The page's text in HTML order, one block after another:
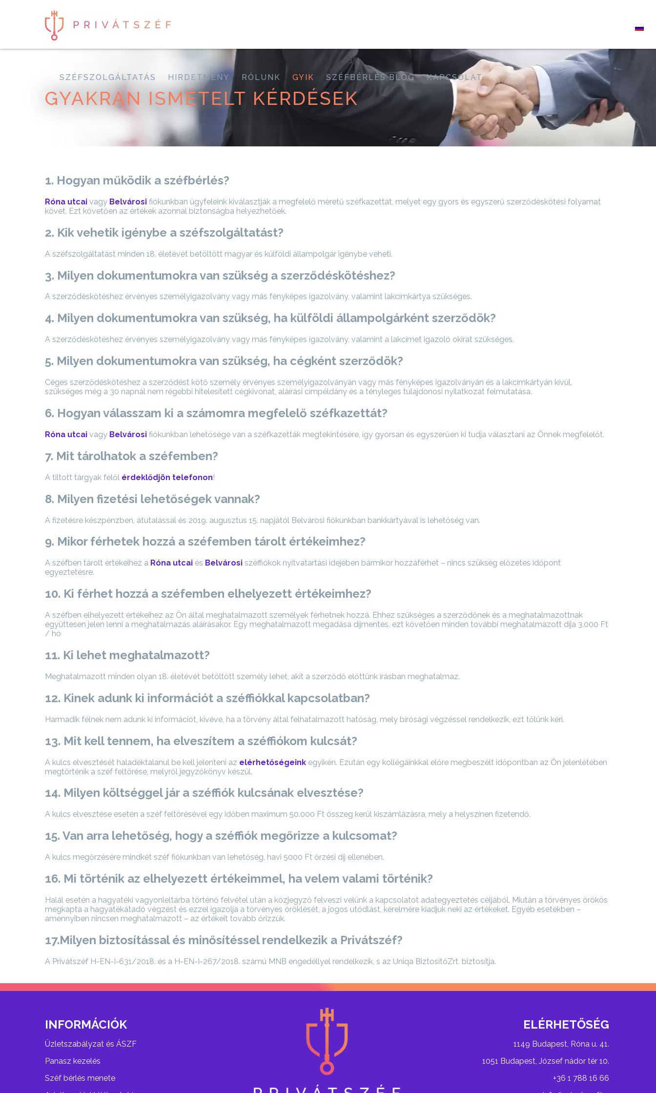
SZÉFSZOLGÁLTATÁS HIRDETMÉNY RÓLUNK GYIK SZÉFBÉRLÉS BLOG KAPCSOLAT
GYAKRAN ISMÉTELT KÉRDÉSEK
1. Hogyan működik a széfbérlés?
Róna utcai vagy Belvárosi fiókunkban ügyfeleink kiválasztják a megfelelő méretű széfkazettát, melyet egy gyors és egyszerű szerződéskötési folyamat
követ. Ezt követően az értékek azonnal biztonságba helyezhetőek.
2. Kik vehetik igénybe a széfszolgáltatást?
A széfszolgáltatást minden 18. életévét betöltött magyar és külföldi állampolgár igénybe veheti.
3. Milyen dokumentumokra van szükség a szerződéskötéshez?
A szerződéskötéshez érvényes személyigazolvány vagy más fényképes igazolvány, valamint lakcímkártya szükséges.
4. Milyen dokumentumokra van szükség, ha külföldi állampolgárként szerződök?
A szerződéskötéshez érvényes személyigazolvány vagy más fényképes igazolvány, valamint a lakcímet igazoló okirat szükséges.
5. Milyen dokumentumokra van szükség, ha cégként szerződök?
Céges szerződéskötéshez a szerződést kötő személy érvényes személyigazolványán vagy más fényképes igazolványán és a lakcímkártyán kívül,
szükséges még a 30 napnál nem régebbi hitelesített cégkivonat, aláírási címpéldány és a tényleges tulajdonosi nyilatkozat felmutatása.
6. Hogyan válasszam ki a számomra megfelelő széfkazettát?
Róna utcai vagy Belvárosi fiókunkban lehetősége van a széfkazetták megtekintésére, így gyorsan és egyszerűen ki tudja választani az Önnek megfelelőt.
7. Mit tárolhatok a széfemben?
A tiltott tárgyak felől érdeklődjön telefonon!
8. Milyen fizetési lehetőségek vannak?
A fizetésre készpénzben, átutalással és 2019. augusztus 15. napjától Belvárosi fiókunkban bankkártyával is lehetőség van.
9. Mikor férhetek hozzá a széfemben tárolt értékeimhez?
A széfben tárolt értékeihez a Róna utcai és Belvárosi széffiókok nyitvatartási idejében bármikor hozzáférhet – nincs szükség előzetes időpont
egyeztetésre.
10. Ki férhet hozzá a széfemben elhelyezett értékeimhez?
A széfben elhelyezett értékeihez az Ön által meghatalmazott személyek férhetnek hozzá. Ehhez szükséges a szerződőnek és a meghatalmazottnak
együttesen jelen lenni a meghatalmazás aláírásakor. Egy meghatalmazott megadása díjmentes, ezt követően minden további meghatalmazott díja 3.000 Ft
/ hó
11. Ki lehet meghatalmazott?
Meghatalmazott minden olyan 18. életévét betöltött személy lehet, akit a szerződő előttünk írásban meghatalmaz.
12. Kinek adunk ki információt a széffiókkal kapcsolatban?
Harmadik félnek nem adunk ki információt, kivéve, ha a törvény által felhatalmazott hatóság, mely bírósági végzéssel rendelkezik, ezt tőlünk kéri.
13. Mit kell tennem, ha elveszítem a széffiókom kulcsát?
A kulcs elvesztését haladéktalanul be kell jelenteni az elérhetőségeink egyikén. Ezután egy kollégáinkkal előre megbeszélt időpontban az Ön jelenlétében
megtörténik a széf feltörése, melyről jegyzőkönyv készül.
14. Milyen költséggel jár a széffiók kulcsának elvesztése?
A kulcs elvesztése esetén a széf feltörésével egy időben maximum 50.000 Ft összeg kerül kiszámlázásra, mely a helyszínen fizetendő.
15. Van arra lehetőség, hogy a széffiók megőrizze a kulcsomat?
A kulcs megőrzésére mindkét széf fiókunkban van lehetőség, havi 5000 Ft őrzési díj ellenében.
16. Mi történik az elhelyezett értékeimmel, ha velem valami történik?
Halál esetén a hagyatéki vagyonleltárba történő felvétel után a közjegyző felveszi velünk a kapcsolatot adategyeztetés céljából. Miután a törvényes örökös
megkapta a hagyatékátadó végzést és ezzel igazolja a törvényes öröklését, a jogos utódlást, kérelmére kiadjuk neki az értékeket. Egyéb esetekben –
amennyiben nincsen meghatalmazott – az értékeit tovább őrizzük.
17.Milyen biztosítással és minősítéssel rendelkezik a Privátszéf?
A Privátszéf H-EN-I-631/2018. és a H-EN-I-267/2018. számú MNB engedéllyel rendelkezik, s az Uniqa BiztosítóZrt. biztosítja.
INFORMÁCIÓK
Üzletszabályzat és ÁSZF
Panasz kezelés
Széf bérlés menete
ELÉRHETŐSÉG
1149 Budapest, Róna u. 41.
1051 Budapest, József nádor tér 10.
+36 1 788 16 66